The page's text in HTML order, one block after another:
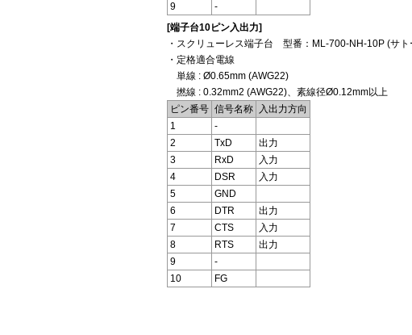
9
-
[端子台10ピン入出力]
・スクリューレス端子台 型番：ML-700-NH-10P (サ
・定格適合電線
単線 : Ø0.65mm (AWG22)
撚線 : 0.32mm2 (AWG22)、素線径Ø0.12mm以上
ピン番号 信号名称
入出力方向
1
-
2
TxD
出力
3
RxD
入力
4
DSR
入力
5
GND
6
DTR
出力
7
CTS
入力
8
RTS
出力
9
-
10
FG